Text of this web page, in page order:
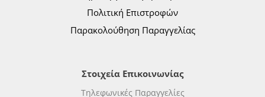
Πολιτική Επιστροφών
Παρακολούθηση Παραγγελίας
Στοιχεία Επικοινωνίας
Τηλεφωνικές Παραγγελίες